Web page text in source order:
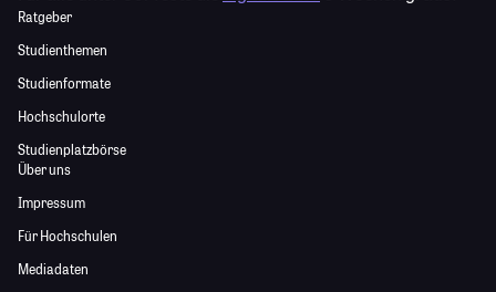
Ratgeber
Studienthemen
Studienformate
Hochschulorte
Studienplatzbörse
Über uns
Impressum
Für Hochschulen
Mediadaten